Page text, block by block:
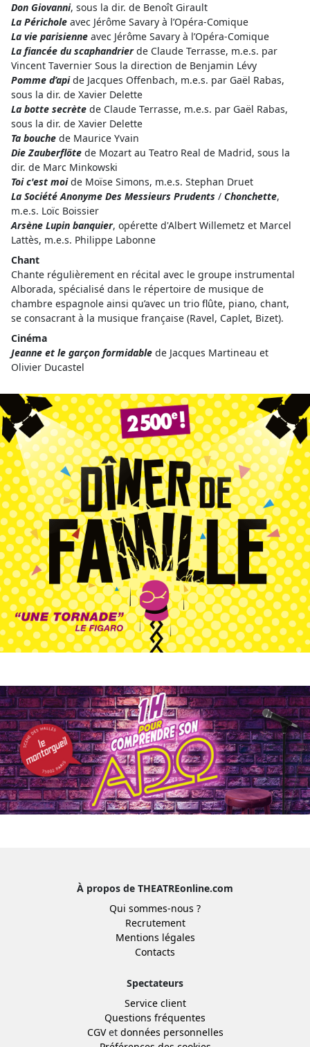
Don Giovanni, sous la dir. de Benoît Girault
La Périchole avec Jérôme Savary à l’Opéra-Comique
La vie parisienne avec Jérôme Savary à l’Opéra-Comique
La fiancée du scaphandrierde Claude Terrasse, m.e.s. par
Vincent Tavernier Sous la direction de Benjamin Lévy
Pomme d’apide Jacques Offenbach, m.e.s. par Gaël Rabas,
sous la dir. de Xavier Delette
La botte secrète de Claude Terrasse, m.e.s. par Gaël Rabas,
sous la dir. de Xavier Delette
Ta bouche de Maurice Yvain
Die Zauberflöte de Mozart au Teatro Real de Madrid, sous la
dir. de Marc Minkowski
Toi c'est moide Moïse Simons, m.e.s. Stephan Druet
La Société Anonyme Des Messieurs Prudents / Chonchette,
m.e.s. Loïc Boissier
Arsène Lupin banquier, opérette d'Albert Willemetz et Marcel
Lattès, m.e.s. Philippe Labonne
Chant
Chante régulièrement en récital avec le groupe instrumental
Alborada, spécialisé dans le répertoire de musique de
chambre espagnole ainsi qu’avec un trio flûte, piano, chant,
se consacrant à la musique française (Ravel, Caplet, Bizet).
Cinéma
Jeanne et le garçon formidable de Jacques Martineau et
Olivier Ducastel
À propos de THEATREonline.com
Qui sommes-nous ?
Recrutement
Mentions légales
Contacts
Spectateurs
Service client
Questions fréquentes
CGVet données personnelles